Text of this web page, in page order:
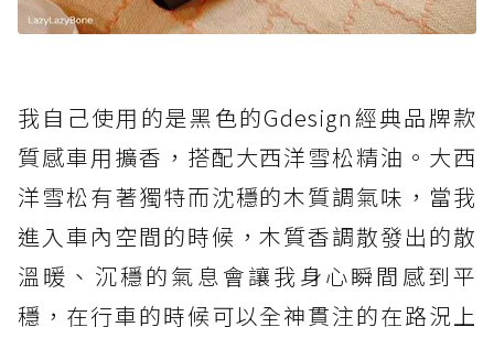
我自己使用的是黑色的Gdesign經典品牌款
質感車用擴香，搭配大西洋雪松精油。大西
洋雪松有著獨特而沈穩的木質調氣味，當我
進入車內空間的時候，木質香調散發出的散
溫暖、沉穩的氣息會讓我身心瞬間感到平
穩，在行車的時候可以全神貫注的在路況上